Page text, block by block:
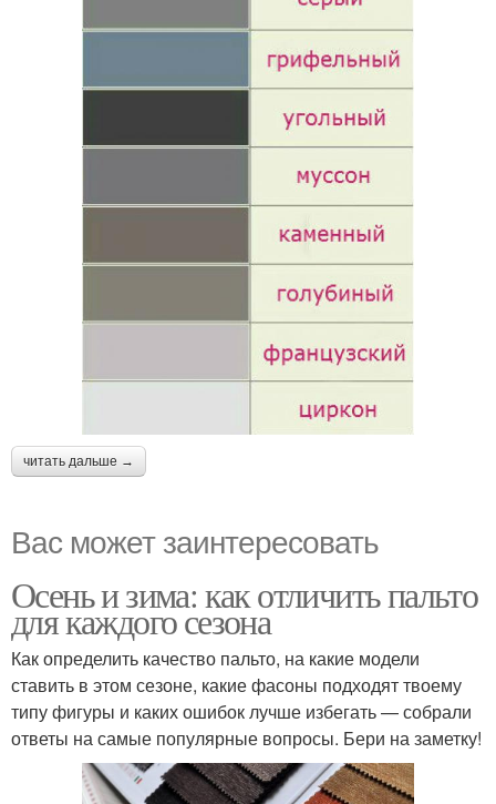
читать дальше →
Вас может заинтересовать
Осень и зима: как отличить пальто
для каждого сезона
Как определить качество пальто, на какие модели
ставить в этом сезоне, какие фасоны подходят твоему
типу фигуры и каких ошибок лучше избегать — собрали
ответы на самые популярные вопросы. Бери на заметку!